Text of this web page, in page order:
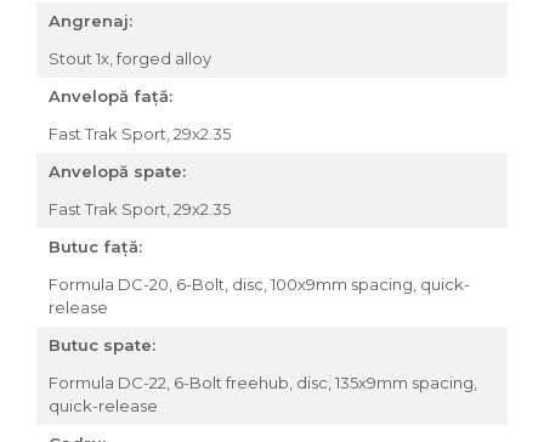
Schimbătoare față
Tije sa
Tije telescopice
Coliere tije șa
Manete tije telescopice
Tije fixe
Arcuri
Groupset
Angrenaj:
Stout 1x, forged alloy
Anvelopă față:
Fast Trak Sport, 29x2.35
Anvelopă spate:
Fast Trak Sport, 29x2.35
Butuc față:
Formula DC-20, 6-Bolt, disc, 100x9mm spacing, quick-
release
Butuc spate:
Formula DC-22, 6-Bolt freehub, disc, 135x9mm spacing,
quick-release